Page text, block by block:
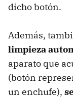
dicho botón.
Además,
limpieza
aparato que
(botón
un enchufe),